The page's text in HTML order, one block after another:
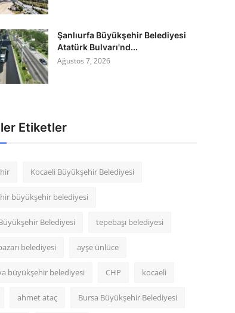
Şanlıurfa Büyükşehir Belediyesi
Atatürk Bulvarı'nd...
Ağustos 7, 2026
Etiketler
Kocaeli Büyükşehir Belediyesi
büyükşehir belediyesi
Belediyesi tepebaşı belediyesi
belediyesi ayşe ünlüce
büyükşehir belediyesi CHP kocaeli
ahmet ataç Bursa Büyükşehir Belediyesi